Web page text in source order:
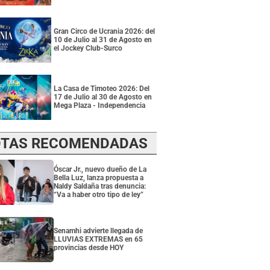
Gran Circo de Ucrania 2026: del
10 de Julio al 31 de Agosto en
el Jockey Club-Surco
La Casa de Timoteo 2026: Del
17 de Julio al 30 de Agosto en
Mega Plaza - Independencia
RECOMENDADAS
Óscar Jr., nuevo dueño de La
Bella Luz, lanza propuesta a
Naldy Saldaña tras denuncia:
“Va a haber otro tipo de ley”
Senamhi advierte llegada de
LLUVIAS EXTREMAS en 65
provincias desde HOY